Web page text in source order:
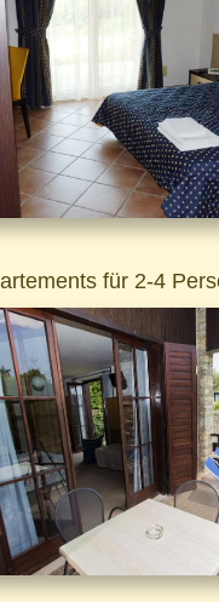
für 2-4